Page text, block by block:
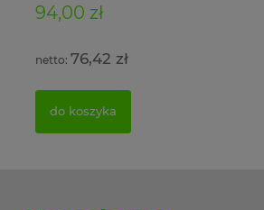
94,00 zł
76,42 zł
do koszyka